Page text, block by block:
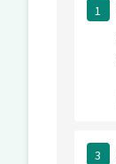
1
3